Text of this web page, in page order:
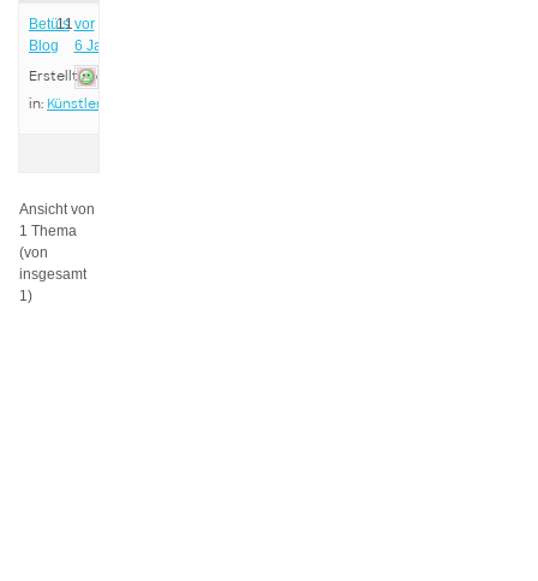
Betüls
Blog
Erstellt von:
in: Künstlerische Praxis I: Malerei und Experiment bei Wolfgang Rupprecht
11 vor
6 Jahren
Ansicht von
1 Thema
(von
insgesamt
1)